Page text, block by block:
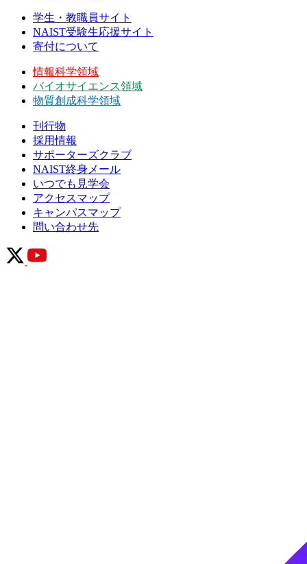
学生・教職員サイト
NAIST受験生応援サイト
寄付について
情報科学領域
バイオサイエンス領域
物質創成科学領域
刊行物
採用情報
サポーターズクラブ
NAIST終身メール
いつでも見学会
アクセスマップ
キャンパスマップ
問い合わせ先